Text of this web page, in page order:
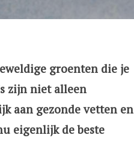
groenten die je
zijn niet alleen
aan gezonde vetten en
eigenlijk de beste